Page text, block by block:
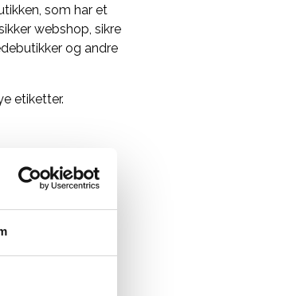
som har et
webshop, sikre
og andre
etiketter.